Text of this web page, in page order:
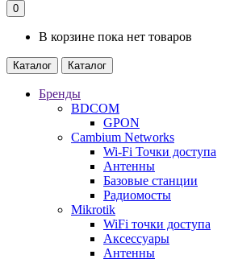
0
В корзине пока нет товаров
Каталог Каталог
Бренды
BDCOM
GPON
Cambium Networks
Wi-Fi Точки доступа
Антенны
Базовые станции
Радиомосты
Mikrotik
WiFi точки доступа
Аксессуары
Антенны